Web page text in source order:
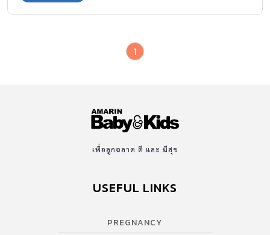
1
เพื่อลูกฉลาด ดี และ มีสุข
USEFUL LINKS
PREGNANCY